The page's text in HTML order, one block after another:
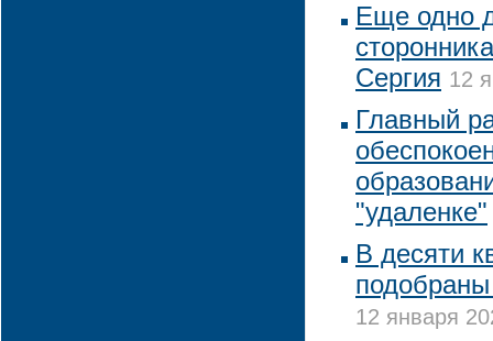
Еще одно
Сергия 12
Главный
"удаленке"
В десяти
12 января